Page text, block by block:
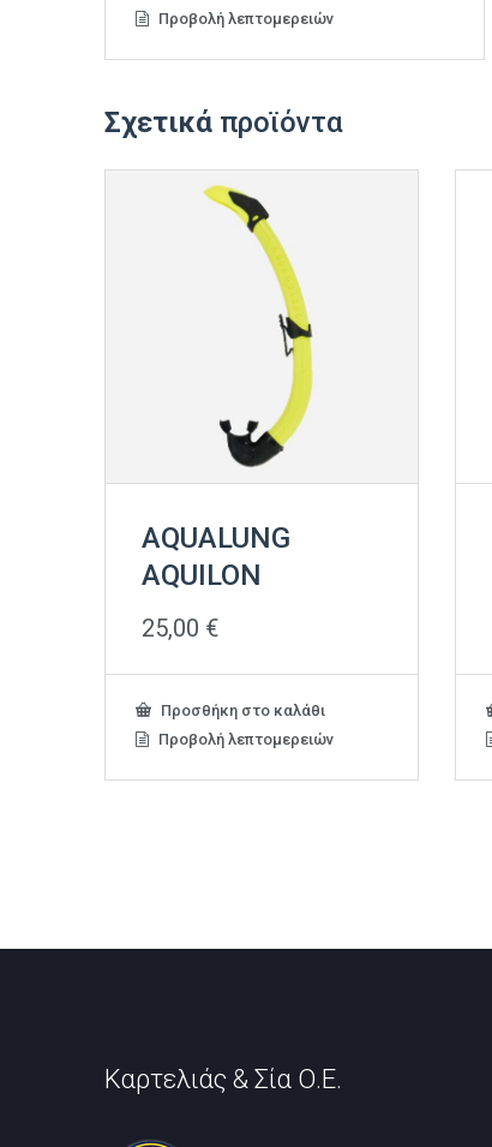
Προβολή λεπτομερειών
Σχετικά προϊόντα
AQUALUNG
AQUILON
25,00 €
Προσθήκη στο καλάθι
Προβολή λεπτομερειών
Καρτελιάς & Σία Ο.Ε.